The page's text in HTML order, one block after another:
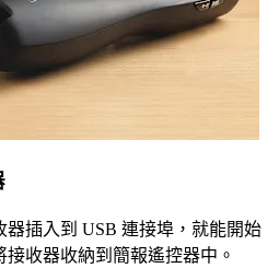
插入到 USB 連接埠，就能開始
收器收納到簡報遙控器中。